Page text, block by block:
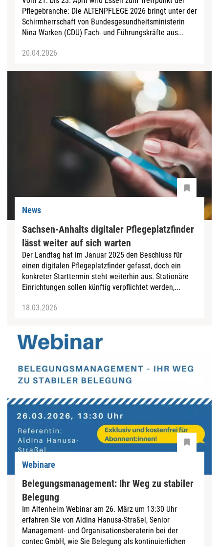
Pflegebranche: Die ALTENPFLEGE 2026 bringt unter der
Schirmherrschaft von Bundesgesundheitsministerin
Nina Warken (CDU) Fach- und Führungskräfte aus...
20.04.2026
News
Sachsen-Anhalts digitaler Pflegeplatzfinder
lässt weiter auf sich warten
Der Landtag hat im Januar 2025 den Beschluss für
einen digitalen Pflegeplatzfinder gefasst, doch ein
konkreter Starttermin steht weiterhin aus. Stationäre
Einrichtungen sollen künftig verpflichtet werden,...
18.03.2026
Webinare
Belegungsmanagement: Ihr Weg zu stabiler
Belegung
Im Altenheim Webinar am 26. März um 13:30 Uhr
erfahren Sie von Aldina Hanusa-Straßel, Senior
Management- und Organisationsberaterin bei der
contec GmbH, wie Sie Belegung als kontinuierlichen